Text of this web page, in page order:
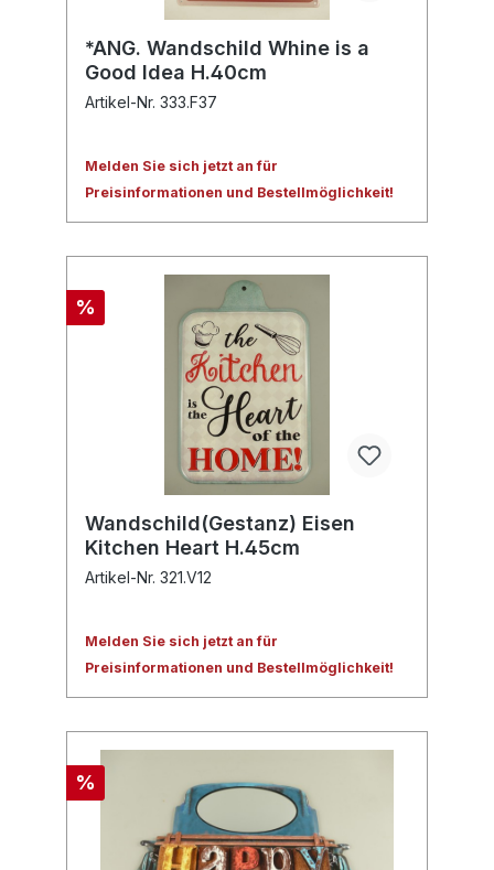
*ANG. Wandschild Whine is a
Good Idea H.40cm
Artikel-Nr. 333.F37
Melden Sie sich jetzt an für
Preisinformationen und Bestellmöglichkeit!
%
Wandschild(Gestanz) Eisen
Kitchen Heart H.45cm
Artikel-Nr. 321.V12
Melden Sie sich jetzt an für
Preisinformationen und Bestellmöglichkeit!
%